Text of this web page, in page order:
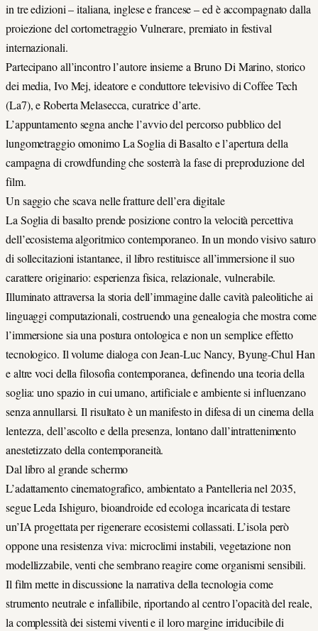
in tre edizioni – italiana, inglese e francese – ed è accompagnato dalla
proiezione del cortometraggio Vulnerare, premiato in festival
internazionali.
Partecipano all’incontro l’autore insieme a Bruno Di Marino, storico
dei media, Ivo Mej, ideatore e conduttore televisivo di Coffee Tech
(La7), e Roberta Melasecca, curatrice d’arte.
L’appuntamento segna anche l’avvio del percorso pubblico del
lungometraggio omonimo La Soglia di Basalto e l’apertura della
campagna di crowdfunding che sosterrà la fase di preproduzione del
film.
Un saggio che scava nelle fratture dell’era digitale
La Soglia di basalto prende posizione contro la velocità percettiva
dell’ecosistema algoritmico contemporaneo. In un mondo visivo saturo
di sollecitazioni istantanee, il libro restituisce all’immersione il suo
carattere originario: esperienza fisica, relazionale, vulnerabile.
Illuminato attraversa la storia dell’immagine dalle cavità paleolitiche ai
linguaggi computazionali, costruendo una genealogia che mostra come
l’immersione sia una postura ontologica e non un semplice effetto
tecnologico. Il volume dialoga con Jean-Luc Nancy, Byung-Chul Han
e altre voci della filosofia contemporanea, definendo una teoria della
soglia: uno spazio in cui umano, artificiale e ambiente si influenzano
senza annullarsi. Il risultato è un manifesto in difesa di un cinema della
lentezza, dell’ascolto e della presenza, lontano dall’intrattenimento
anestetizzato della contemporaneità.
Dal libro al grande schermo
L’adattamento cinematografico, ambientato a Pantelleria nel 2035,
segue Leda Ishiguro, bioandroide ed ecologa incaricata di testare
un’IA progettata per rigenerare ecosistemi collassati. L’isola però
oppone una resistenza viva: microclimi instabili, vegetazione non
modellizzabile, venti che sembrano reagire come organismi sensibili.
Il film mette in discussione la narrativa della tecnologia come
strumento neutrale e infallibile, riportando al centro l’opacità del reale,
la complessità dei sistemi viventi e il loro margine irriducibile di